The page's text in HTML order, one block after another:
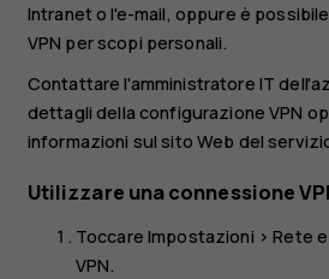
Plus
Intranet o l'e-mail, oppure è
VPN per scopi personali.
Contattare l'amministratore IT
dettagli della configurazione VPN
informazioni sul sito Web del
Utilizzare una connessione
ToccareImpostazioni >Rete
VPN.